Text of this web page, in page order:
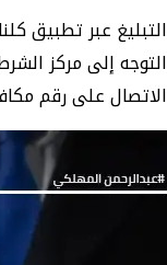
التبليغ عبر تطبيق
التوجه إلى مركز
الاتصال على رقم